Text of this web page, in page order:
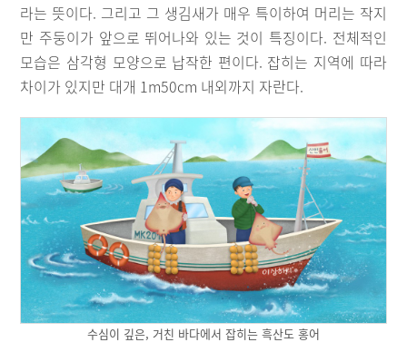
라는 뜻이다. 그리고 그 생김새가 매우 특이하여 머리는 작지
만 주둥이가 앞으로 뛰어나와 있는 것이 특징이다. 전체적인
모습은 삼각형 모양으로 납작한 편이다. 잡히는 지역에 따라
차이가 있지만 대개 1m50cm 내외까지 자란다.
수심이 깊은, 거친 바다에서 잡히는 흑산도 홍어